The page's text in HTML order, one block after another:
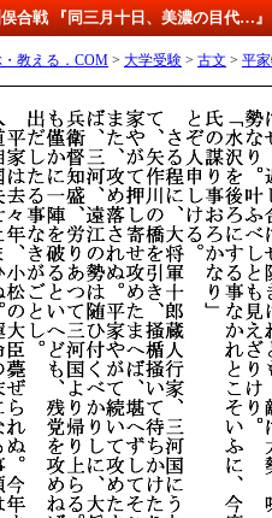
合戦 『同三月十日、美濃の目代…
教える．COM > 大学受験 > 古文 > 平